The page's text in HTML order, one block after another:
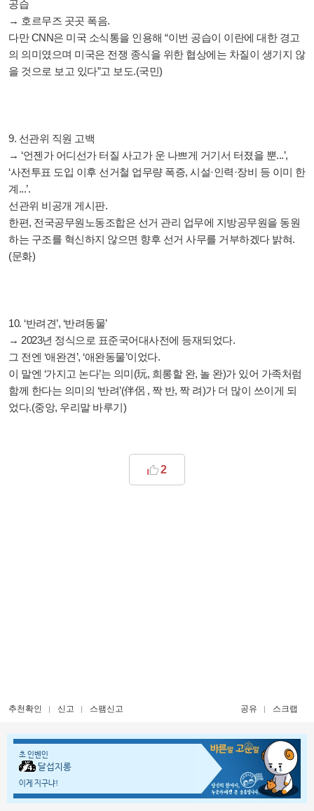
공습
→ 호르무즈 곳곳 폭음.
다만 CNN은 미국 소식통을 인용해 “이번 공습이 이란에 대한 경고
의 의미였으며 미국은 전쟁 종식을 위한 협상에는 차질이 생기지 않
을 것으로 보고 있다”고 보도.(국민)
9. 선관위 직원 고백
→ ‘언젠가 어디선가 터질 사고가 운 나쁘게 거기서 터졌을 뿐...’,
‘사전투표 도입 이후 선거철 업무량 폭증, 시설·인력·장비 등 이미 한
계...’.
선관위 비공개 게시판.
한편, 전국공무원노동조합은 선거 관리 업무에 지방공무원을 동원
하는 구조를 혁신하지 않으면 향후 선거 사무를 거부하겠다 밝혀.
(문화)
10. ‘반려견’, ‘반려동물’
→ 2023년 정식으로 표준국어대사전에 등재되었다.
그 전엔 ‘애완견’, ‘애완동물’이었다.
이 말엔 ‘가지고 논다’는 의미(玩, 희롱할 완, 놀 완)가 있어 가족처럼
함께 한다는 의미의 ‘반려’(伴侶 , 짝 반, 짝 려)가 더 많이 쓰이게 되
었다.(중앙, 우리말 바루기)
2
추천확인 신고 스팸신고 공유 스크랩
초 인벤인
달섭지롱
이게 지구냐!